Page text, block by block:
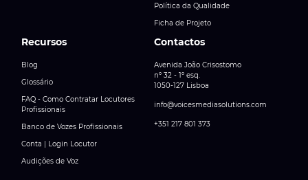
Política da Qualidade
Ficha de Projeto
Recursos
Blog
Glossário
FAQ - Como Contratar Locutores
Profissionais
Banco de Vozes Profissionais
Conta | Login Locutor
Audições de Voz
Contactos
Avenida João Crisostomo
nº 32 - 1º esq.
1050-127 Lisboa
info@voicesmediasolutions.com
+351 217 801 373